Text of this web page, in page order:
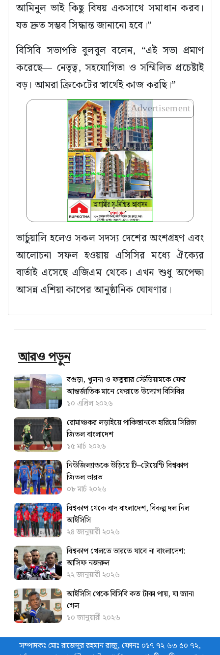
আমিনুল ভাই কিছু বিষয় একসাথে সমাধান করব।
যত দ্রুত সম্ভব সিদ্ধান্ত জানানো হবে।”
বিসিবি সভাপতি বুলবুল বলেন, “এই সভা প্রমাণ
করেছে— নেতৃত্ব, সহযোগিতা ও সম্মিলিত প্রচেষ্টাই
বড়। আমরা ক্রিকেটের স্বার্থেই কাজ করছি।”
Advertisement
ভার্চুয়ালি হলেও সকল সদস্য দেশের অংশগ্রহণ এবং
আলোচনা সফল হওয়ায় এসিসির মধ্যে ঐক্যের
বার্তাই এসেছে এজিএম থেকে। এখন শুধু অপেক্ষা
আসন্ন এশিয়া কাপের আনুষ্ঠানিক ঘোষণার।
আরও পড়ুন
বগুড়া, খুলনা ও ফতুল্লার স্টেডিয়ামকে ফের
আন্তর্জাতিক মানে ফেরাতে উদ্যোগ বিসিবির
১০ এপ্রিল ২০২৬
রোমাঞ্চকর লড়াইয়ে পাকিস্তানকে হারিয়ে সিরিজ
জিতল বাংলাদেশ
১৫ মার্চ ২০২৬
নিউজিল্যান্ডকে উড়িয়ে টি–টোয়েন্টি বিশ্বকাপ
জিতল ভারত
০৮ মার্চ ২০২৬
বিশ্বকাপ থেকে বাদ বাংলাদেশ, বিকল্প দল নিল
আইসিসি
২৪ জানুয়ারী ২০২৬
বিশ্বকাপ খেলতে ভারতে যাবে না বাংলাদেশ:
আসিফ নজরুল
২২ জানুয়ারী ২০২৬
আইসিসি থেকে বিসিবি কত টাকা পায়, যা জানা
গেল
১০ জানুয়ারী ২০২৬
সম্পাদকঃ মোঃ রাজেদুর রহমান রাজু, ফোনঃ ০১৭ ৭২ ৬৩ ৫০ ৭২,